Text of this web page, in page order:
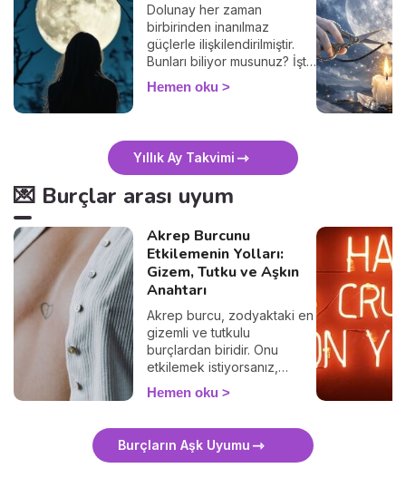
Dolunay her zaman
birbirinden inanılmaz
güçlerle ilişkilendirilmiştir.
Bunları biliyor musunuz? İşte
5 popüler inanış.
Hemen oku
Yıllık Ay Takvimi
💌 Burçlar arası uyum
Akrep Burcunu
Etkilemenin Yolları:
Gizem, Tutku ve Aşkın
Anahtarı
Akrep burcu, zodyaktaki en
gizemli ve tutkulu
burçlardan biridir. Onu
etkilemek istiyorsanız,
sıradan yaklaşımlardan uzak
durmalısınız. Akrep, derin
gizemli kişilere çekilir. Peki,
bir Akrep burcunu nasıl
Hemen oku
Burçların Aşk Uyumu